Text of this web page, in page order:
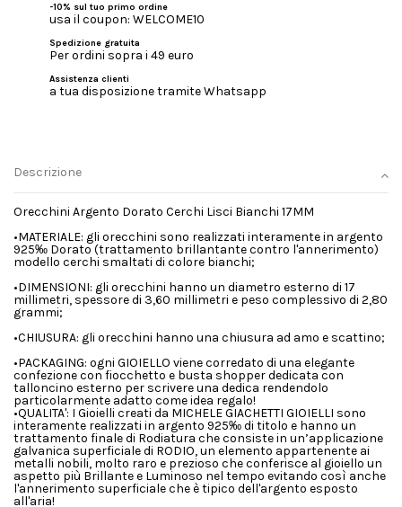
-10% sul tuo primo ordine
usa il coupon: WELCOME10
Spedizione gratuita
Per ordini sopra i 49 euro
Assistenza clienti
a tua disposizione tramite Whatsapp
Descrizione
Orecchini Argento Dorato Cerchi Lisci Bianchi 17MM
•MATERIALE: gli orecchini sono realizzati interamente in argento
925‰ Dorato (trattamento brillantante contro l'annerimento)
modello cerchi smaltati di colore bianchi;
•DIMENSIONI: gli orecchini hanno un diametro esterno di 17
millimetri, spessore di 3,60 millimetri e peso complessivo di 2,80
grammi;
•CHIUSURA: gli orecchini hanno una chiusura ad amo e scattino;
•PACKAGING: ogni GIOIELLO viene corredato di una elegante
confezione con fiocchetto e busta shopper dedicata con
talloncino esterno per scrivere una dedica rendendolo
particolarmente adatto come idea regalo!
•QUALITA': I Gioielli creati da MICHELE GIACHETTI GIOIELLI sono
interamente realizzati in argento 925‰ di titolo e hanno un
trattamento finale di Rodiatura che consiste in un’applicazione
galvanica superficiale di RODIO, un elemento appartenente ai
metalli nobili, molto raro e prezioso che conferisce al gioiello un
aspetto più Brillante e Luminoso nel tempo evitando così anche
l'annerimento superficiale che è tipico dell'argento esposto
all'aria!